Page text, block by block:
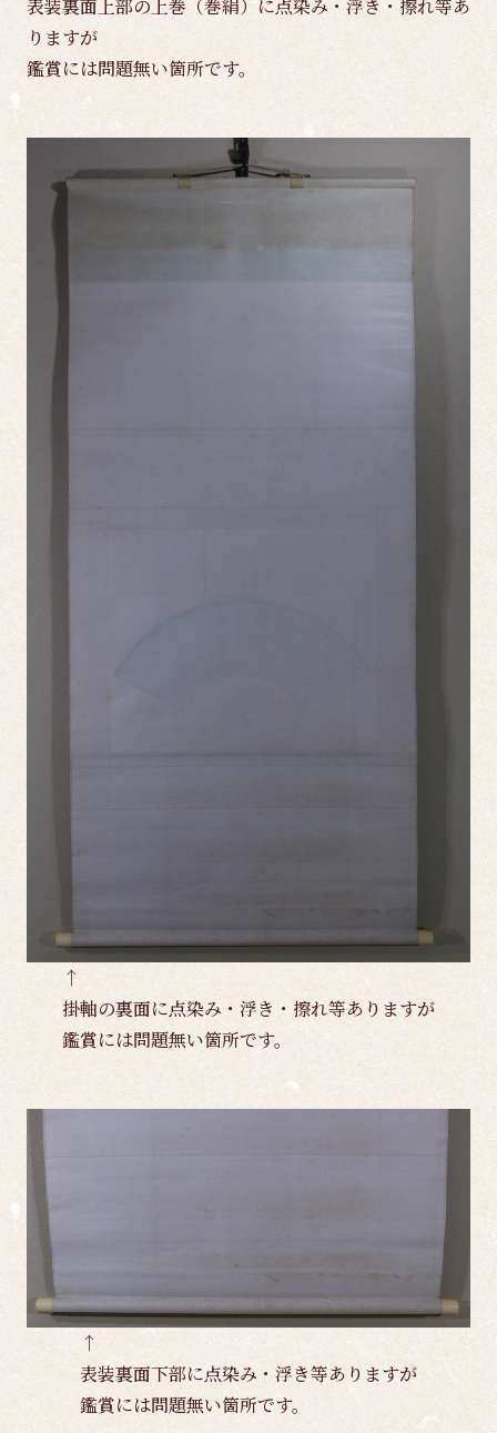
表装裏面上部の上巻（巻絹）に点染み・浮き・擦れ等あ
りますが
鑑賞には問題無い箇所です。
↑
掛軸の裏面に点染み・浮き・擦れ等ありますが
鑑賞には問題無い箇所です。
↑
表装裏面下部に点染み・浮き等ありますが
鑑賞には問題無い箇所です。